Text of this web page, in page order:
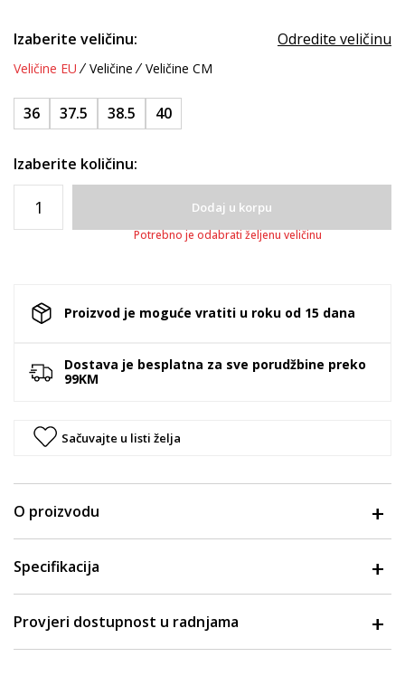
Izaberite veličinu: Odredite veličinu
Veličine EU Veličine Veličine CM
36 37.5 38.5 40
Izaberite količinu:
Dodaj u korpu
Potrebno je odabrati željenu veličinu
Proizvod je moguće vratiti u roku od 15 dana
Dostava je besplatna za sve porudžbine preko
99KM
Sačuvajte u listi želja
O proizvodu
Specifikacija
Provjeri dostupnost u radnjama